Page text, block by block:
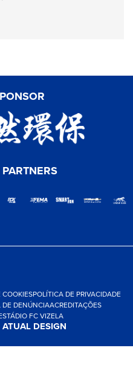
POLÍTICA DE PRIVACIDADE
DENÚNCIAACREDITAÇÕES
FC VIZELA
ATUAL DESIGN